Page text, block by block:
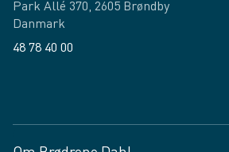
Park Allé 370, 2605 Brøndby
Danmark
48 78 40 00